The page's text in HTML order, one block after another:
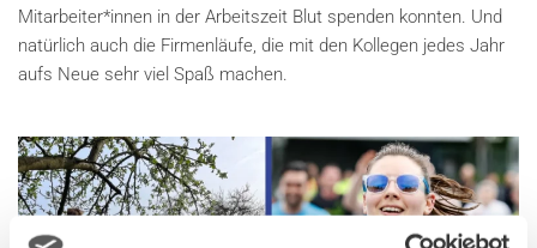
Mitarbeiter*innen in der Arbeitszeit Blut spenden konnten. Und
natürlich auch die Firmenläufe, die mit den Kollegen jedes Jahr
aufs Neue sehr viel Spaß machen.